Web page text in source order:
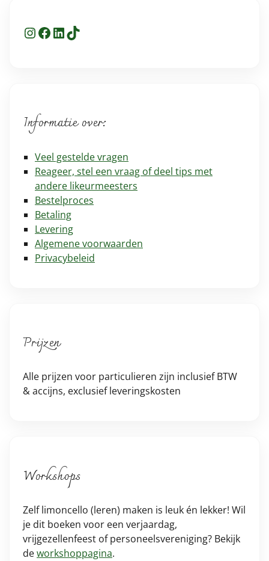
Instagram
Facebook
LinkedIn
TikTok
Informatie over:
Veel gestelde vragen
Reageer, stel een vraag of deel tips met
andere likeurmeesters
Bestelproces
Betaling
Levering
Algemene voorwaarden
Privacybeleid
Prijzen
Alle prijzen voor particulieren zijn inclusief BTW
& accijns, exclusief leveringskosten
Workshops
Zelf limoncello (leren) maken is leuk én lekker! Wil
je dit boeken voor een verjaardag,
vrijgezellenfeest of personeelsvereniging? Bekijk
deworkshoppagina.